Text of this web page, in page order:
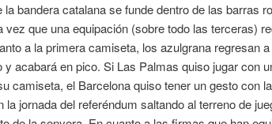
la bandera catalana se funde dentro de las barras
vez que una equipación (sobre todo las terceras)
a la primera camiseta, los azulgrana regresan
y acabará en pico. Si Las Palmas quiso jugar con
camiseta, el Barcelona quiso tener un gesto con
la jornada del referéndum saltando al terreno de